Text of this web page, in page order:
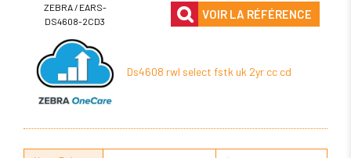
ZEBRA / EARS-
DS4608-2CD3
VOIR LA RÉFÉRENCE
Ds4608 rwl select fstk uk 2yr cc cd